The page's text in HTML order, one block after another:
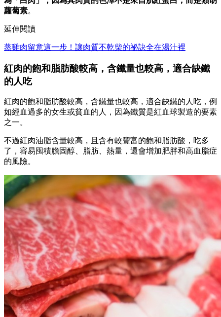
蘿蔔素。
延伸閱讀
蒸雞肉留意這一步！讓肉質不乾柴的祕訣全在湯汁裡
紅肉的飽和脂肪酸較高，含鐵量也較高，適合缺鐵
的人吃
紅肉的飽和脂肪酸較高，含鐵量也較高，適合缺鐵的人吃，例
如經血過多的女生或貧血的人，因為鐵質是紅血球製造的要素
之一。
不過紅肉油脂含量較高，且含有較豐富的飽和脂肪酸，吃多
了，容易囤積膽固醇、脂肪、熱量，還會增加肥胖和高血脂症
的風險。